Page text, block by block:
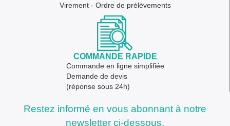
Virement - Ordre de prélèvements
COMMANDE RAPIDE
Commande en ligne simplifiée
Demande de devis
(réponse sous 24h)
Restez informé en vous abonnant à notre
newsletter ci-dessous.